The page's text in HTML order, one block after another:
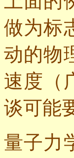
做为标
动的物
速度（
谈可能
量子力